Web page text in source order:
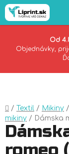
Od
Objednávky,
Domov
/ Textil / Mikiny /
mikiny / Dámska